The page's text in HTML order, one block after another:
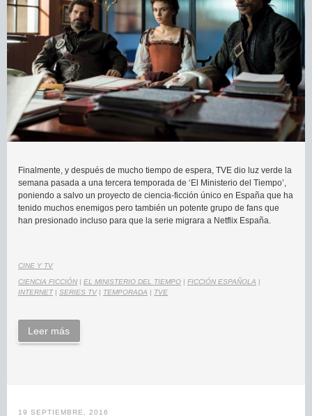
Finalmente, y después de mucho tiempo de espera, TVE dio luz verde la
semana pasada a una tercera temporada de ‘El Ministerio del Tiempo’,
poniendo a salvo un proyecto de ciencia-ficción único en España que ha
tenido muchos enemigos pero también un potente grupo de fans que
han presionado incluso para que la serie migrara a Netflix España.
CINE Y TV
CIENCIA FICCIÓN | EL MINISTERIO DEL TIEMPO | FICCIÓN ESPAÑOLA |
INTERNET| SERIES TV | TEMPORADA | TVE
Leer más
19 SEPTIEMBRE, 2016